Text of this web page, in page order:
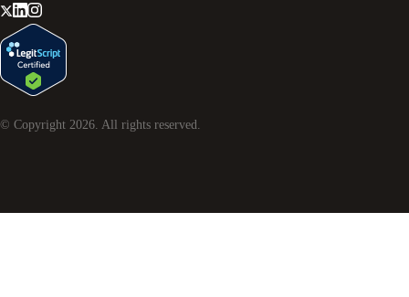
© Copyright 2026 . All rights reserved.